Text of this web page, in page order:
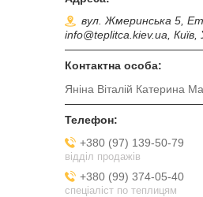
вул. Жмеринська 5,
info@teplitca.kiev.ua, Київ,
Яніна Віталій Катерина
+380 (97) 139-50-79
відділ продажів
+380 (99) 374-05-40
спеціаліст по теплицям